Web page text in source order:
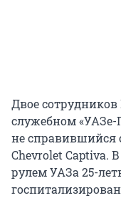
Двое
служебном «УАЗе-
не справившийся
Chevrolet Captiva.
рулем УАЗа 25-